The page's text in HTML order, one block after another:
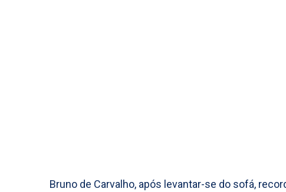
Bruno de Carvalho, após levantar-se do sofá,